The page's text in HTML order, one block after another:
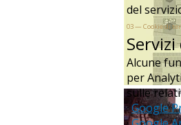
del
03 — Cookie di
Alcune
per
sulle
·Google